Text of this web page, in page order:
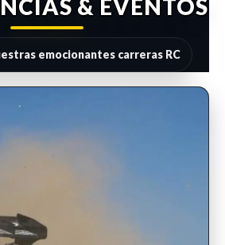
& EVENTOS
emocionantes carreras RC